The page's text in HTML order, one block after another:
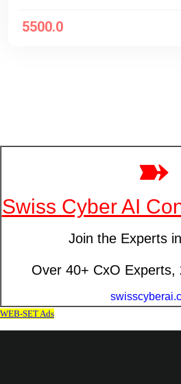
5500.0